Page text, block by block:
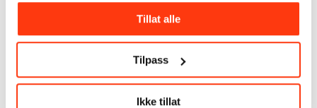
Tillat alle
Tilpass
Ikke tillat
Om verkskatalogen
I verkskatalogen kan du søke i hele Edvard Munchs
kunstnerskap. Verkskatalogen utbedres jevnlig i
samsvar med den nyeste forskningen. Vi tar